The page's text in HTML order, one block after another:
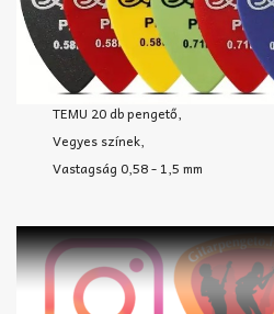
TEMU 20 db pengető,
Vegyes színek,
Vastagság 0,58 - 1,5 mm